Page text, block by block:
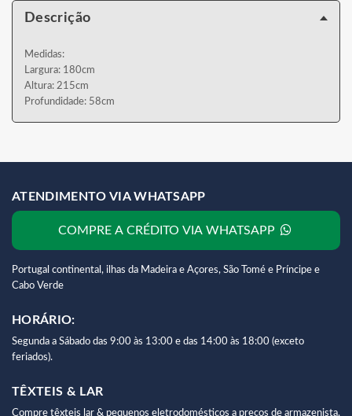
Descrição
Medidas:
Largura: 180cm
Altura: 215cm
Profundidade: 58cm
ATENDIMENTO VIA WHATSAPP
COMPRE A CRÉDITO VIA WHATSAPP
Portugal continental, ilhas da Madeira e Açores, São Tomé e Príncipe e
Cabo Verde
HORÁRIO:
Segunda a Sábado das 9:00 às 13:00 e das 14:00 às 18:00 (exceto
feriados).
TÊXTEIS & LAR
Compre têxteis lar & pequenos eletrodomésticos a preços de armazenista,